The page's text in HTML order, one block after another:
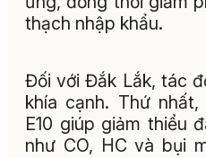
thạch nhập khẩu.
Đối với Đắk Lắk, tác
khía cạnh. Thứ
E10 giúp giảm thiểu
như CO, HC và bụi